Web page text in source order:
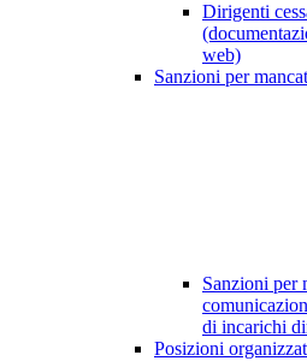
Dirigenti
web)
Sanzioni per
Sanzioni per
di incarichi
Posizioni